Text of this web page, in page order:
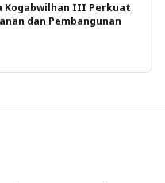
Kogabwilhan III Perkuat
dan Pembangunan